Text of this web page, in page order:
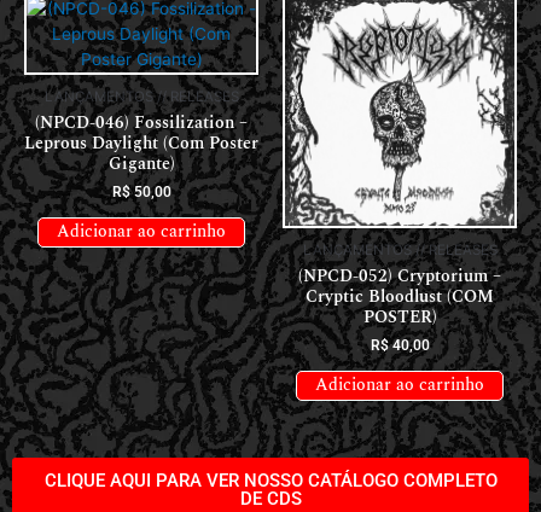
LANÇAMENTOS // RELEASES
(NPCD-046) Fossilization –
Leprous Daylight (Com Poster
Gigante)
R$50,00
Adicionar ao carrinho
LANÇAMENTOS // RELEASES
(NPCD-052) Cryptorium –
Cryptic Bloodlust (COM
POSTER)
R$40,00
Adicionar ao carrinho
CLIQUE AQUI PARA VER NOSSO CATÁLOGO COMPLETO
DE CDS